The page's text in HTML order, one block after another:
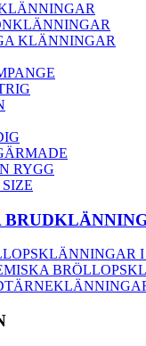
KLÄNNINGAR
RYGG
I